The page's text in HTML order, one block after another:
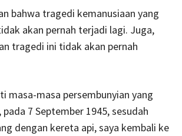
bahwa tragedi kemanusiaan yang
akan pernah terjadi lagi. Juga,
tragedi ini tidak akan pernah
masa-masa persembunyian yang
7 September 1945, sesudah
dengan kereta api, saya kembali ke